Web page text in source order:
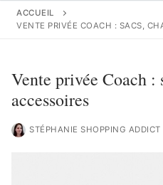
ACCUEIL
VENTE PRIVÉE COACH : SACS,
Vente privée Coach :
accessoires
STÉPHANIE SHOPPING ADDICT